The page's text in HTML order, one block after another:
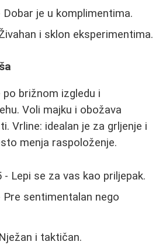
Dobar je u komplimentima.
i sklon eksperimentima.
po brižnom izgledu i
Voli majku i obožava
Vrline: idealan je za grljenje i
menja raspoloženje.
- Lepi se za vas kao priljepak.
Pre sentimentalan nego
i taktičan.